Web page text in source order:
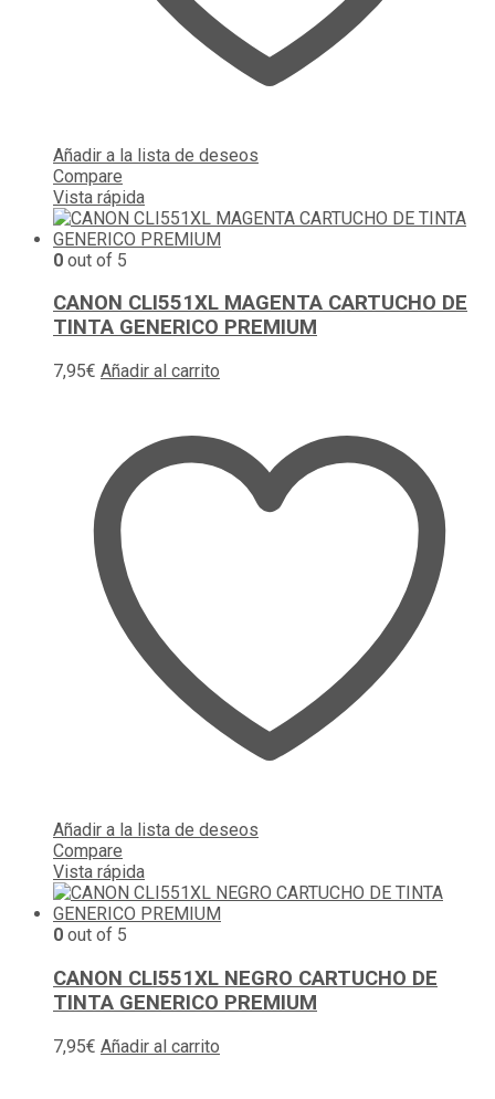
Añadir a la lista de deseos
Compare
Vista rápida
0 out of 5
CANON CLI551XL MAGENTA CARTUCHO DE
TINTA GENERICO PREMIUM
7,95€ Añadir al carrito
Añadir a la lista de deseos
Compare
Vista rápida
0 out of 5
CANON CLI551XL NEGRO CARTUCHO DE
TINTA GENERICO PREMIUM
7,95€ Añadir al carrito